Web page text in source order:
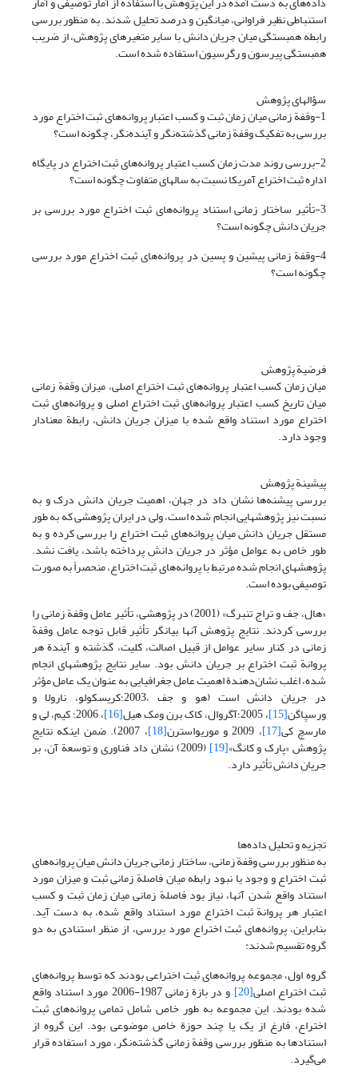
استنباطی نظیر فراوانی، میانگین و درصد تحلیل شدند. به منظور بررسی
رابطه همبستگی میان جریان دانش با سایر متغیرهای پژوهش، از ضریب
همبستگی پیرسون و رگرسیون استفاده شده است.
سؤالهای پژوهش
1-وقفة زمانی میان زمان ثبت و کسب اعتبار پروانه‌های ثبت اختراع مورد
بررسی به تفکیک وقفة زمانی گذشته‌نگر و آینده‌نگر، چگونه است؟
2-بررسی روند مدت زمان کسب اعتبار پروانه‌های ثبت اختراع در پایگاه
اداره ثبت اختراع آمریکا نسبت به سالهای متفاوت چگونه است؟
3-تأثیر ساختار زمانی استناد پروانه‌های ثبت اختراع مورد بررسی بر
جریان دانش چگونه است؟
4-وقفة زمانی پیشین و پسین در پروانه‌های ثبت اختراع مورد بررسی
چگونه است؟
فرضیة پژوهش
میان زمان کسب اعتبار پروانه‌های ثبت اختراع اصلی، میزان وقفة زمانی
میان تاریخ کسب اعتبار پروانه‌های ثبت اختراع اصلی و پروانه‌های ثبت
اختراع مورد استناد واقع شده با میزان جریان دانش، رابطة معنادار
وجود دارد.
پیشینة پژوهش
بررسی پیشنه‌ها نشان داد در جهان، اهمیت جریان دانش درک و به
نسبت نیز پژوهشهایی انجام شده است، ولی در ایران پژوهشی که به طور
مستقل جریان دانش میان پروانه‌های ثبت اختراع را بررسی کرده و به
طور خاص به عوامل مؤثر در جریان دانش پرداخته باشد، یافت نشد.
پژوهشهای انجام شده مرتبط با پروانه‌های ثبت اختراع، منحصراً به صورت
توصیفی بوده است.
«هال، جف و تراج تنبرگ» (2001) در پژوهشی، تأثیر عامل وقفة زمانی را
بررسی کردند. نتایج پژوهش آنها بیانگر تأثیر قابل توجه عامل وقفة
زمانی در کنار سایر عوامل از قبیل اصالت، کلیت، گذشته و آیندة هر
پروانة ثبت اختراع بر جریان دانش بود. سایر نتایج پژوهشهای انجام
شده، اغلب نشان‌دهندة اهمیت عامل جغرافیایی به عنوان یک عامل مؤثر
در جریان دانش است (هو و جف ،2003؛کریسکولو، نارولا و
ورسپاگن[15] ، 2005؛آگروال، کاک برن ومک هیل [16] ، 2006؛ کیم، لی و
مارسچ کی[17] ، 2009 و موریواسترن [18] ، 2007). ضمن اینکه نتایج
پژوهش «پارک و کانگ»[19] (2009) نشان داد فناوری و توسعة آن، بر
جریان دانش تأثیر دارد.
تجزیه و تحلیل داده‌ها
به منظور بررسی وقفة زمانی، ساختار زمانی جریان دانش میان پروانه‌های
ثبت اختراع و وجود یا نبود رابطه میان فاصلة زمانی ثبت و میزان مورد
استناد واقع شدن آنها، نیاز بود فاصلة زمانی میان زمان ثبت و کسب
اعتبار هر پروانة ثبت اختراع مورد استناد واقع شده، به دست آید.
بنابراین، پروانه‌های ثبت اختراع مورد بررسی، از منظر استنادی به دو
گروه تقسیم شدند:
گروه اول، مجموعه پروانه‌های ثبت اختراعی بودند که توسط پروانه‌های
ثبت اختراع اصلی[20] و در بازة زمانی 1987-2006 مورد استناد واقع
شده بودند. این مجموعه به طور خاص شامل تمامی پروانه‌های ثبت
اختراع، فارغ از یک یا چند حوزة خاص موضوعی بود. این گروه از
استنادها به منظور بررسی وقفة زمانی گذشته‌نگر، مورد استفاده قرار
می‌گیرد.